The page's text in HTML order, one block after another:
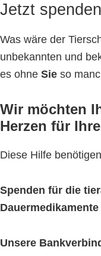
Jetzt spenden
Was wäre der
unbekannten und
es ohne Sie so
Wir möchten
Herzen für
Diese Hilfe
Spenden für die
Dauermedikamente
Unsere